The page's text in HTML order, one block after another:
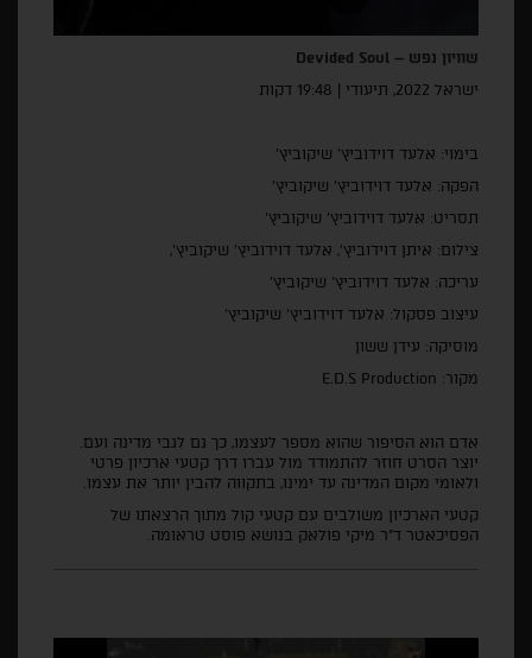
שוויון נפש – Devided Soul
ישראל 2022, תיעודי | 19:48 דקות
בימוי: אלעד דוידוביץ' שיקוביץ'
הפקה: אלעד דוידוביץ' שיקוביץ'
תסריט: אלעד דוידוביץ' שיקוביץ'
צילום: איתן דוידוביץ', אלעד דוידוביץ' שיקוביץ',
עריכה: אלעד דוידוביץ' שיקוביץ'
עיצוב פסקול: אלעד דוידוביץ' שיקוביץ'
מוסיקה: עידן ששון
מקור: E.D.S Production
אדם הוא הסיפור שהוא מספר לעצמו, כך גם לגבי מדינה ועם
יוצר הסרט חוזר להתמודד מול עברו דרך קטעי ארכיון פרטי
ולאומי מקום המדינה עד ימינו, בתקווה להבין יותר את עצמו.
קטעי הארכיון משולבים עם קטעי קול מתוך הרצאתו של
הפסיכאטר ד"ר מיקי פולאק בנושא פוסט טראומה.